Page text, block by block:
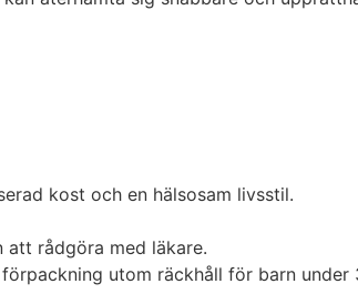
kost och en hälsosam livsstil.
att rådgöra med läkare.
utom räckhåll för barn under